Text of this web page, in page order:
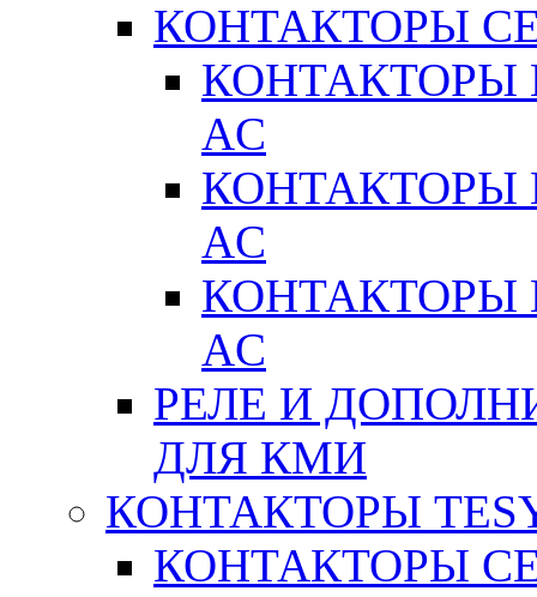
КОНТАКТОРЫ
КОНТАКТОРЫ
AC
КОНТАКТОРЫ
AC
КОНТАКТОРЫ
AC
РЕЛЕ И
ДЛЯ КМИ
КОНТАКТОРЫ
КОНТАКТОРЫ